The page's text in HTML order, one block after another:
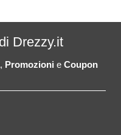
Drezzy.it
, Promozioni e Coupon